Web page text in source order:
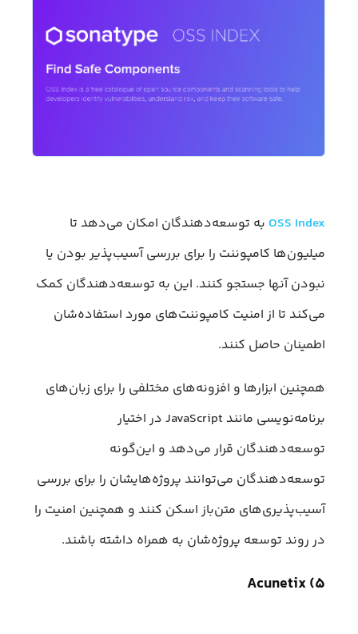
OSS Index به توسعه‌‌دهندگان امکان می‌دهد تا
میلیون‌ها کامپوننت را برای بررسی آسیب‌پذیر بودن یا
نبودن آنها جستجو کنند. این به توسعه‌دهندگان کمک
می‌کند تا از امنیت کامپوننت‌های مورد استفاده‌شان
اطمینان حاصل کنند.
همچنین ابزارها و افزونه‌های مختلفی را برای زبان‌های
برنامه‌نویسی مانند JavaScript در اختیار
توسعه‌دهندگان قرار می‌دهد و این‌گونه
توسعه‌دهندگان می‌توانند پروژه‌ها‌یشان را برای بررسی
آسیب‌پذیری‌های متن‌باز اسکن کنند و همچنین امنیت را
در روند توسعه پروژه‌شان به همراه داشته باشند.
۵) Acunetix